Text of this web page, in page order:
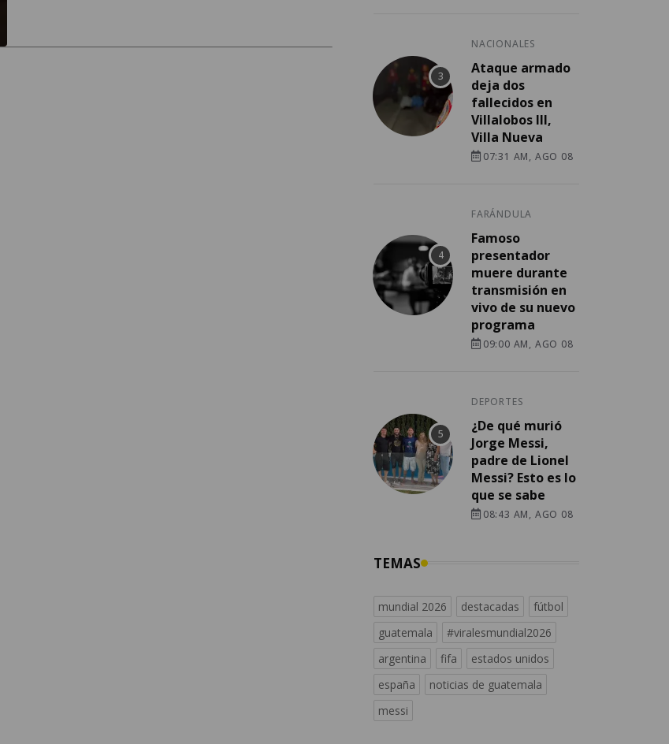
NACIONALES
Ataque armado
deja dos
fallecidos en
Villalobos III,
Villa Nueva
07:31 AM, AGO 08
FARÁNDULA
Famoso
presentador
muere durante
transmisión en
vivo de su nuevo
programa
09:00 AM, AGO 08
DEPORTES
¿De qué murió
Jorge Messi,
padre de Lionel
Messi? Esto es lo
que se sabe
08:43 AM, AGO 08
TEMAS
mundial 2026 destacadas
fútbol
guatemala
#viralesmundial2026
argentina
fifa
estados unidos
españa
noticias de guatemala
messi